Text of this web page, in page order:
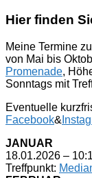
Hier finden
Meine Termine
von Mai bis
Promenade,
Sonntags mit
Eventuelle
Facebook&
JANUAR
18.01.2026 –
Treffpunkt: